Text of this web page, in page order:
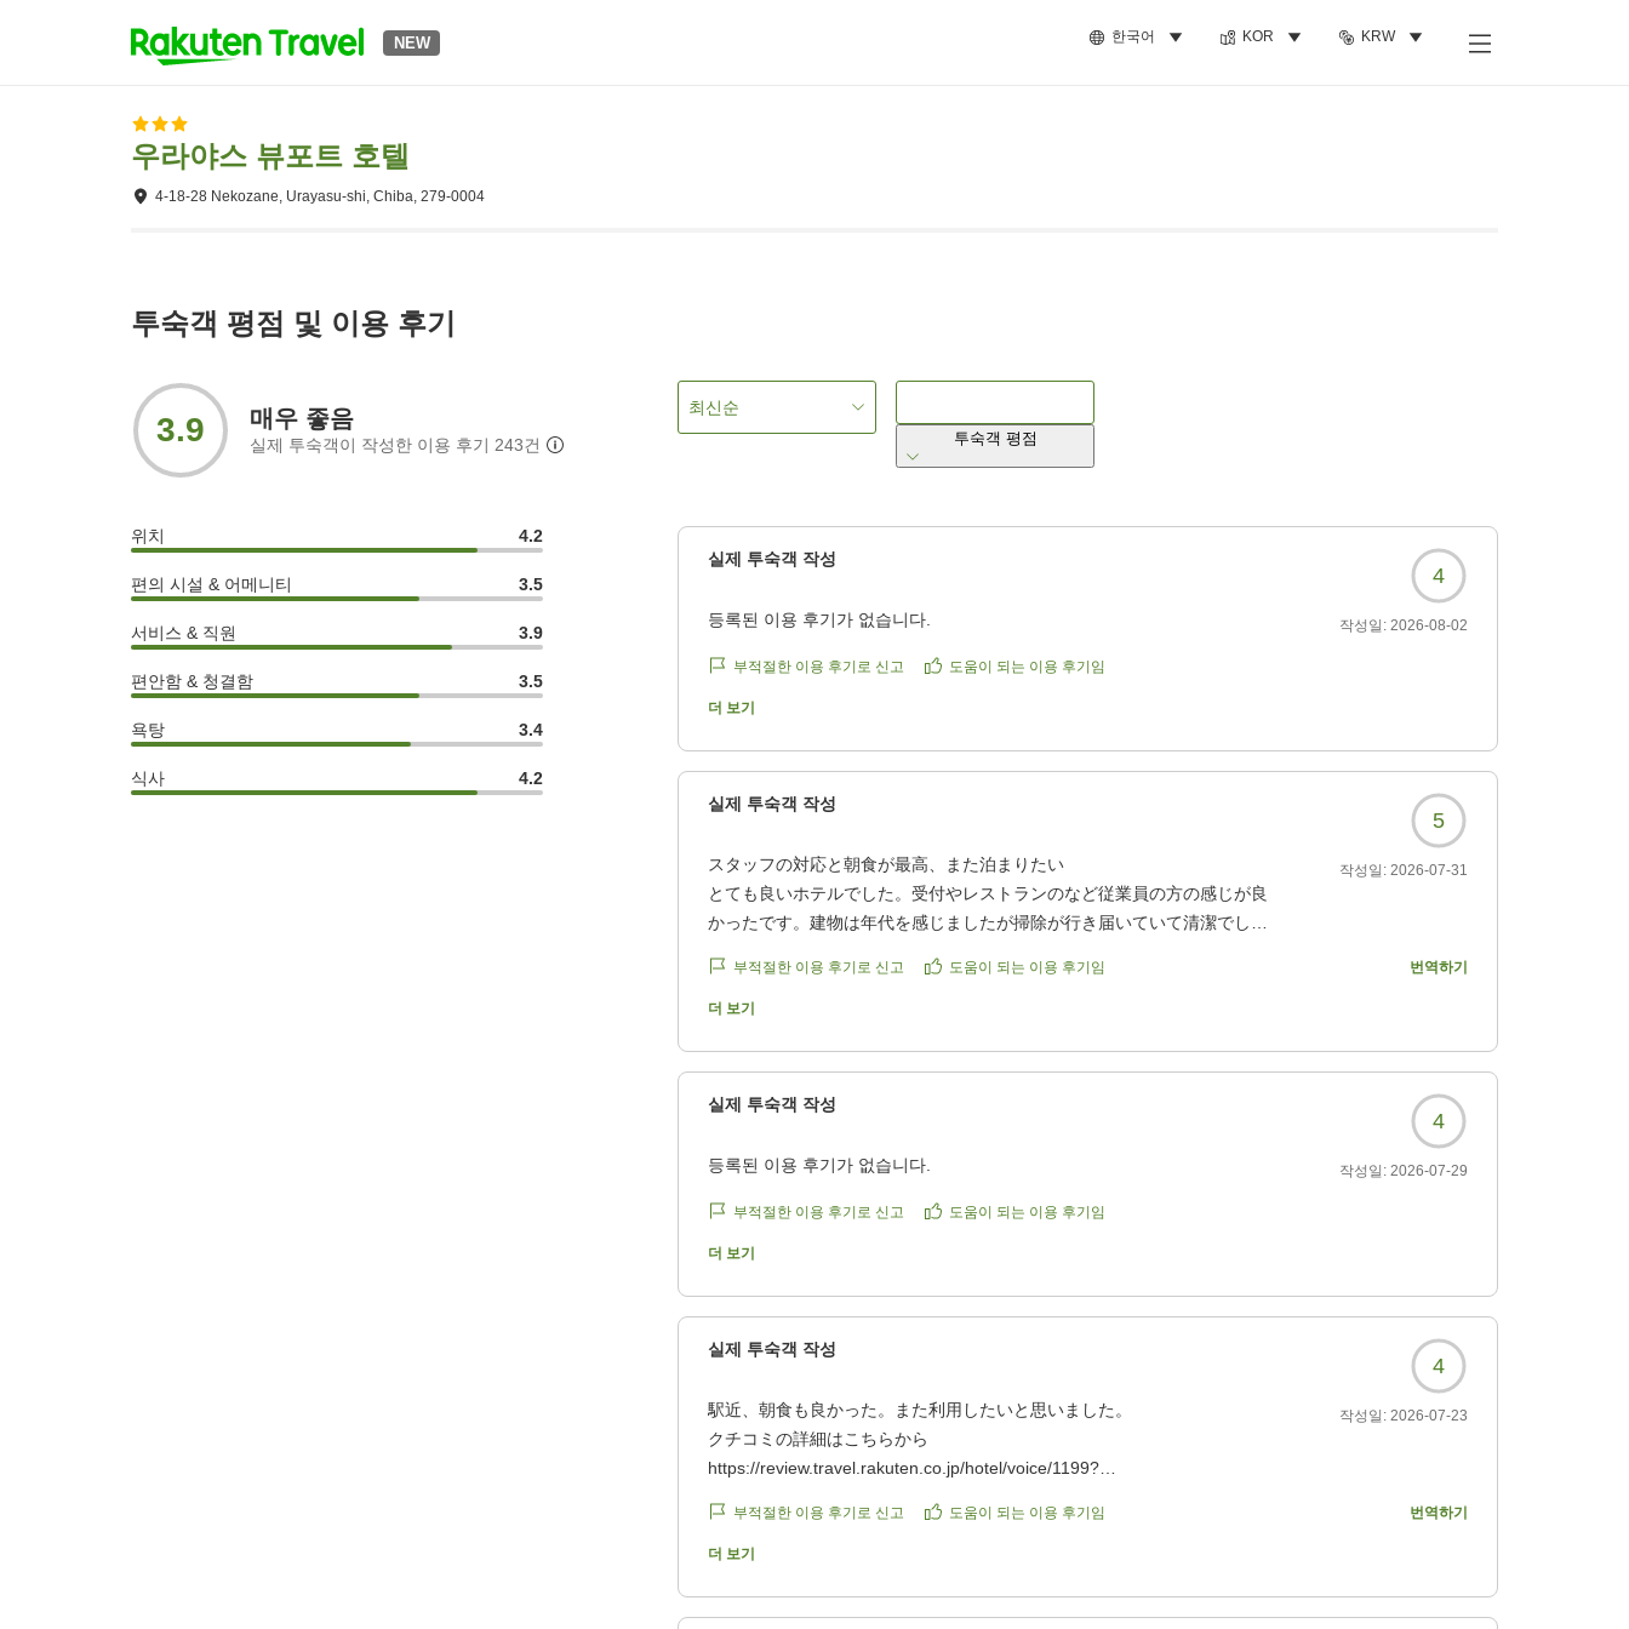
NEW 한국어 KOR KRW
우라야스 뷰포트 호텔
4-18-28 Nekozane, Urayasu-shi, Chiba, 279-0004
투숙객 평점 및 이용 후기
3.9 매우 좋음
실제 투숙객이 작성한 이용 후기 243건
위치 4.2
편의 시설 & 어메니티 3.5
서비스 & 직원 3.9
편안함 & 청결함 3.5
욕탕 3.4
식사 4.2
최신순
투숙객 평점
실제 투숙객 작성
4
등록된 이용 후기가 없습니다. 작성일: 2026-08-02
부적절한 이용 후기로 신고 도움이 되는 이용 후기임
더 보기
실제 투숙객 작성
5
スタッフの対応と朝食が最高、また泊まりたい
とても良いホテルでした。受付やレストランのなど従業員の方の感じが良
かったです。建物は年代を感じましたが掃除が行き届いていて清潔でし
は必要最低限で(荷物置きや服など掛けるフックがない)、少し不便さはあ
りましたが、それを差引いても、また泊まりたいと思う素敵なホテルでし
食が美味しく品数が豊富です。この宿泊料金と立地で、ここまで満足でき
るホテルはなかなかないと思います。楽しい旅のひと時を過ごすことがで
クチコミの詳細はこちらから
reviewId=33123478280435
작성일: 2026-07-31
부적절한 이용 후기로 신고 도움이 되는 이용 후기임 번역하기
더 보기
실제 투숙객 작성
4
등록된 이용 후기가 없습니다. 작성일: 2026-07-29
부적절한 이용 후기로 신고 도움이 되는 이용 후기임
더 보기
실제 투숙객 작성
4
駅近、朝食も良かった。また利用したいと思いました。
クチコミの詳細はこちらから
https://review.travel.rakuten.co.jp/hotel/voice/1199?
작성일: 2026-07-23
부적절한 이용 후기로 신고 도움이 되는 이용 후기임 번역하기
더 보기